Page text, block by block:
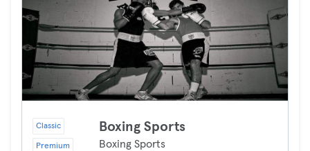
Classic
Premium
Boxing Sports
Boxing Sports